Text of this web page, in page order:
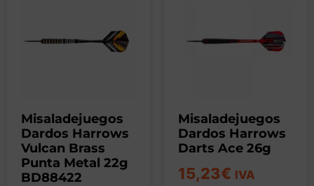
Misaladejuegos
Dardos Harrows
Vulcan Brass
Punta Metal 22g
BD88422
Misaladejuegos
Dardos Harrows
Darts Ace 26g
15,23€ IVA